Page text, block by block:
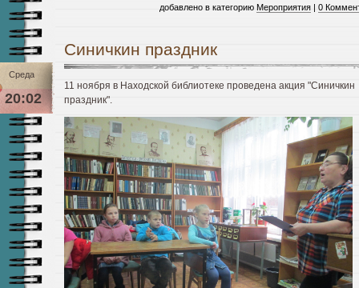
добавлено в категорию Мероприятия | 0
Синичкин праздник
Среда
20:02
11 ноября в Находской библиотеке проведена акция "Синичкин
праздник".